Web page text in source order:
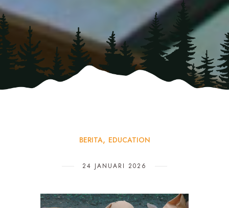
BERITA EDUCATION
24 JANUARI 2026